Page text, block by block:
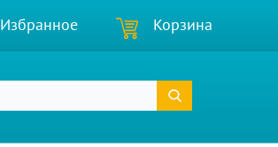
Избранное Корзина